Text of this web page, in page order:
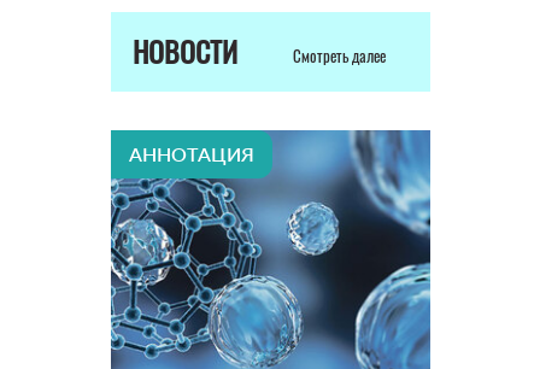
НОВОСТИ Смотреть далее
АННОТАЦИЯ